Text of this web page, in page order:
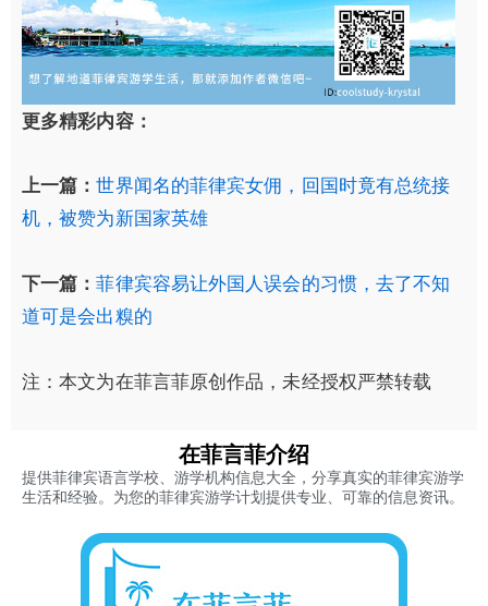
更多精彩内容：
上一篇：世界闻名的菲律宾女佣，回国时竟有总统接
机，被赞为新国家英雄
下一篇：菲律宾容易让外国人误会的习惯，去了不知
道可是会出糗的
注：本文为在菲言菲原创作品，未经授权严禁转载
在菲言菲介绍
提供菲律宾语言学校、游学机构信息大全，分享真实的菲律宾游学
生活和经验。为您的菲律宾游学计划提供专业、可靠的信息资讯。